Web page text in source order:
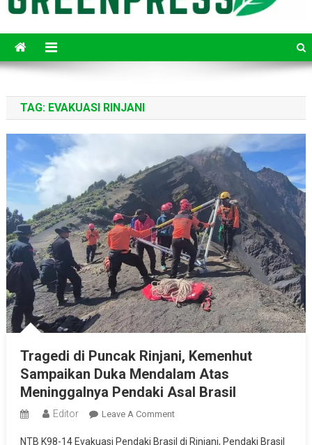
TAG: EVAKUASI RINJANI
Tragedi di Puncak Rinjani, Kemenhut
Sampaikan Duka Mendalam Atas
Meninggalnya Pendaki Asal Brasil
Editor Leave A CommentOn
NTB K98-14 Evakuasi Pendaki Brasil di Rinjani, Pendaki Brasil